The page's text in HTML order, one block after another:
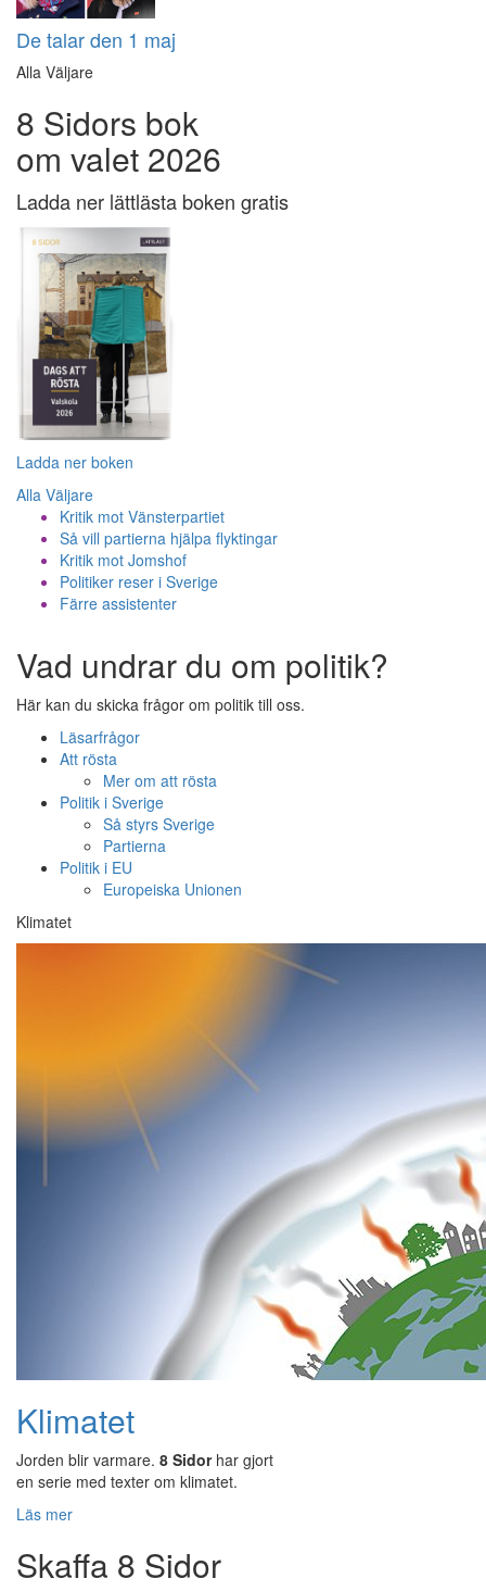
De talar den 1 maj
Alla Väljare
8 Sidors bok
om valet 2026
Ladda ner lättlästa boken gratis
Ladda ner boken
Alla Väljare
Kritik mot Vänsterpartiet
Så vill partierna hjälpa flyktingar
Kritik mot Jomshof
Politiker reser i Sverige
Färre assistenter
Vad undrar du om politik?
Här kan du skicka frågor om politik till oss.
Läsarfrågor
Att rösta
Mer om att rösta
Politik i Sverige
Så styrs Sverige
Partierna
Politik i EU
Europeiska Unionen
Klimatet
Klimatet
Jorden blir varmare. 8 Sidorhar gjort
en serie med texter om klimatet.
Läs mer
Skaffa 8 Sidor